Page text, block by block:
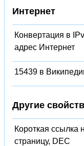
Интернет
Конвертация в
адрес Интернет
15439 в
Другие
Короткая ссылка
страницу, DEC